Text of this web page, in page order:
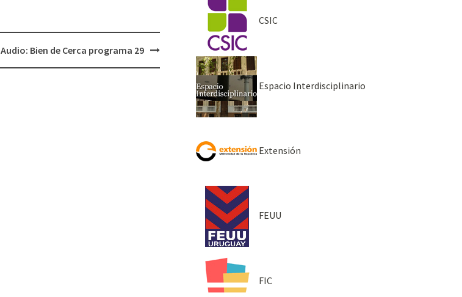
Audio: Bien de Cerca programa 29
CSIC
Espacio Interdisciplinario
Extensión
FEUU
FIC